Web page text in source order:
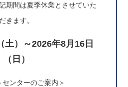
期間は夏季休業とさせていた
だきます。
土）～2026年8月16日
（日）
センターのご案内＞